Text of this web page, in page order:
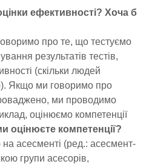
ефективності? Хоча б
про те, що тестуємо
результатів тестів,
(скільки людей
Якщо ми говоримо про
ми проводимо
оцінюємо компетенції
оцінюєте компетенції?
асесменті (ред.: асесмент-
групи асесорів,